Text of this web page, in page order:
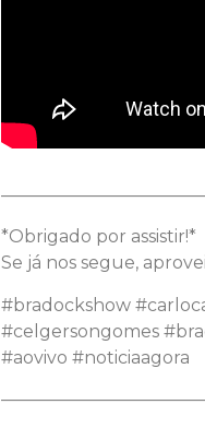
*Obrigado por assistir!*
Se já nos segue,
#bradockshow
#celgersongomes
#aovivo #noticiaagora